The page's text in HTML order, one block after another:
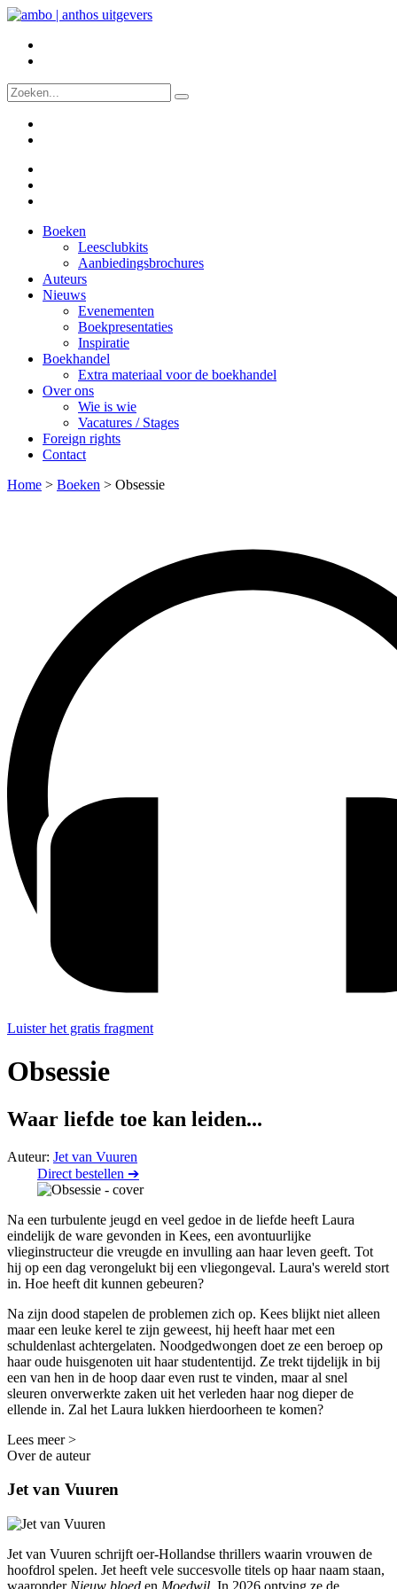
Boeken
Leesclubkits
Aanbiedingsbrochures
Auteurs
Nieuws
Evenementen
Boekpresentaties
Inspiratie
Boekhandel
Extra materiaal voor de boekhandel
Over ons
Wie is wie
Vacatures / Stages
Foreign rights
Contact
Home > Boeken > Obsessie
Luister het gratis fragment
Obsessie
Waar liefde toe kan leiden...
Auteur: Jet van Vuuren
Direct bestellen ➔
Na een turbulente jeugd en veel gedoe in de liefde heeft Laura
eindelijk de ware gevonden in Kees, een avontuurlijke
vlieginstructeur die vreugde en invulling aan haar leven geeft. Tot
hij op een dag verongelukt bij een vliegongeval. Laura's wereld stort
in. Hoe heeft dit kunnen gebeuren?
Na zijn dood stapelen de problemen zich op. Kees blijkt niet alleen
maar een leuke kerel te zijn geweest, hij heeft haar met een
schuldenlast achtergelaten. Noodgedwongen doet ze een beroep op
haar oude huisgenoten uit haar studententijd. Ze trekt tijdelijk in bij
een van hen in de hoop daar even rust te vinden, maar al snel
sleuren onverwerkte zaken uit het verleden haar nog dieper de
ellende in. Zal het Laura lukken hierdoorheen te komen?
Lees meer >
Over de auteur
Jet van Vuuren
Jet van Vuuren schrijft oer-Hollandse thrillers waarin vrouwen de
hoofdrol spelen. Jet heeft vele succesvolle titels op haar naam staan,
waaronder Nieuw bloed en Moedwil . In 2026 ontving ze de